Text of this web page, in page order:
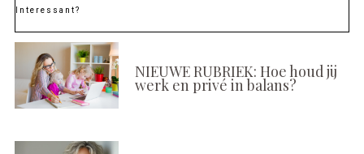
Interessant?
NIEUWE RUBRIEK: Hoe houd jij
werk en privé in balans?